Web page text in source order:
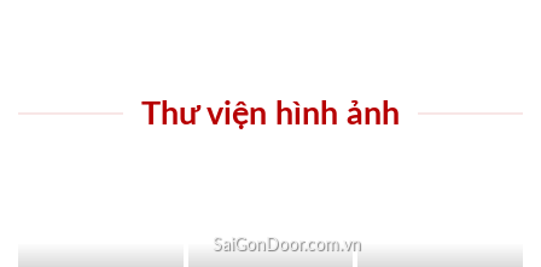
Thư viện hình ảnh
SaiGonDoor.com.vn